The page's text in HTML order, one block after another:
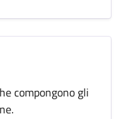
compongono gli